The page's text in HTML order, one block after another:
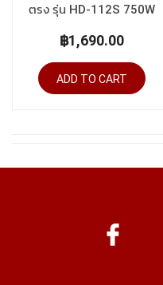
ตรง รุ่น HD-112S 750W
฿1,690.00
ADD TO CART